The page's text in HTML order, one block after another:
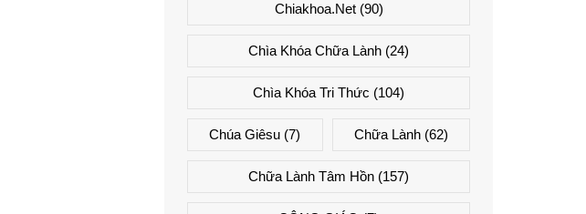
Chiakhoa.net(90)
Chìa Khóa Chữa Lành (24)
Chìa Khóa Tri Thức (104)
Chúa Giêsu (7) Chữa Lành(62)
Chữa Lành Tâm Hồn (157)